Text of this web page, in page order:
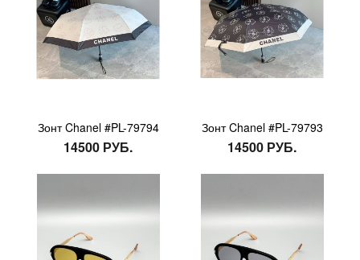
Зонт Chanel #PL-79794
14500 РУБ.
Зонт Chanel #PL-79793
14500 РУБ.